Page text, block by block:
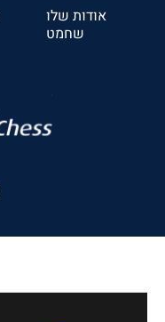
אודות שלו
שחמט